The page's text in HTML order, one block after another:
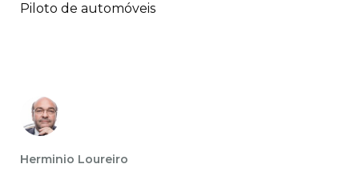
Piloto de automóveis
Herminio Loureiro